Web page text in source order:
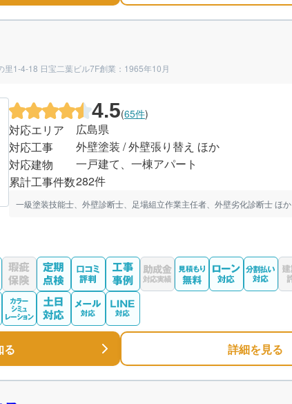
里1-4-18 日宝二葉ビル7F創業：1965年10月
4.5(65件)
対応エリア
広島県
対応工事
外壁塗装 / 外壁張り替え ほか
対応建物
一戸建て、一棟アパート
累計工事件数282件
一級塗装技能士、外壁診断士、足場組立作業主任者、外壁劣化診断士 ほか
る 詳細を見る